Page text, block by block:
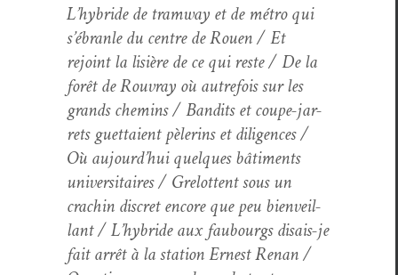
L’hybride de tramway et de métro qui
s’ébranle du cen­tre de Rouen / Et
rejoint la lisière de ce qui reste / De la
forêt de Rou­vray où autre­fois sur les
grands chemins / Ban­dits et coupe-jar­
rets guet­taient pèlerins et dili­gences /
Où aujourd’hui quelques bâti­ments
uni­ver­si­taires / Grelot­tent sous un
crachin dis­cret encore que peu bien­veil­
lant / L’hybride aux faubourgs dis­ais-je
fait arrêt à la sta­tion Ernest Renan /